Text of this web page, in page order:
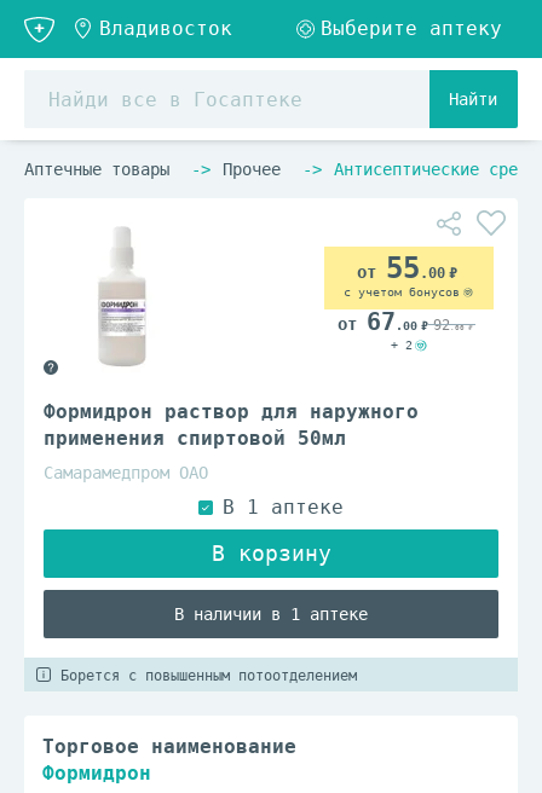
Найти
Аптечные товары Прочее Антисептические
Формидрон раствор для наружного
применения спиртовой 50мл
Самарамедпром ОАО
В наличии в 1 аптеке
55 .00
с учетом бонусов
67 .00 92.00
+ 2
Борется с повышенным потоотделением
Торговое наименование
Формидрон